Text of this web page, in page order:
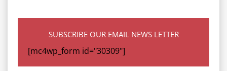
SUBSCRIBE OUR EMAIL NEWS LETTER
[mc4wp_form id="30309"]